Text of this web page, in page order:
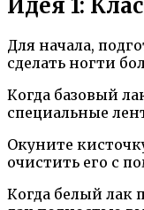
Для начала,
сделать ногти
Когда базовый
специальные
Окуните
очистить его с
Когда белый лак